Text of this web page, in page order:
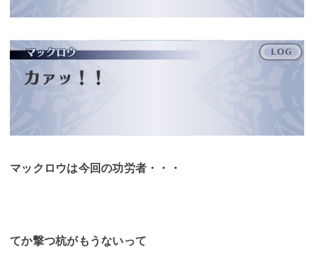
マックロウは今回の功労者・・・
てか撃つ杭がもうないって